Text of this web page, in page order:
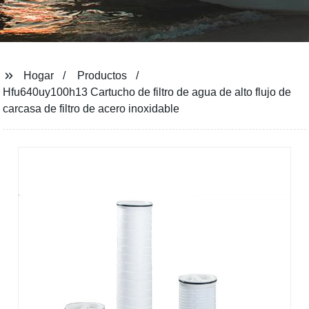
Hogar
Productos
Hfu640uy100h13 Cartucho de filtro de agua de alto flujo de
carcasa de filtro de acero inoxidable